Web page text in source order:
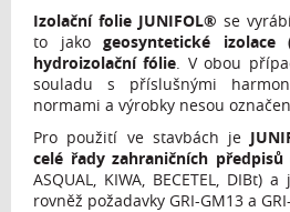
Izolační folie JUNIFOL® se
to jakogeosyntetické izolace
hydroizolační fólie. V obou
souladu s příslušnými
normami a výrobky nesou
Pro použití ve stavbách je
celé řady zahraničních předpisů
ASQUAL, KIWA, BECETEL,
rovněž požadavky GRI-GM13 a